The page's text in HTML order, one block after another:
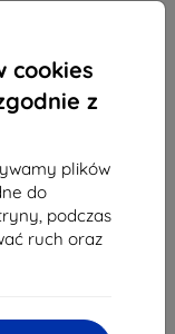
cookies
z
plików
do
podczas
ruch oraz